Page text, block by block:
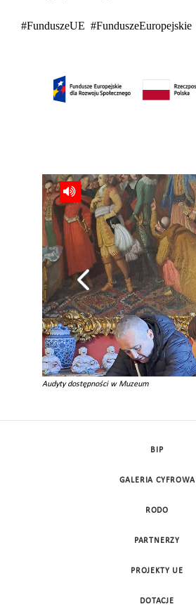
#FunduszeUE #FunduszeEuropejskie
Audyty dostępności w Muzeum
BIP
GALERIA CYFROWA
RODO
PARTNERZY
PROJEKTY UE
DOTACJE